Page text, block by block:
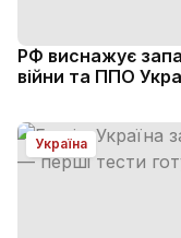
РФ виснажує
війни та ППО
Україна